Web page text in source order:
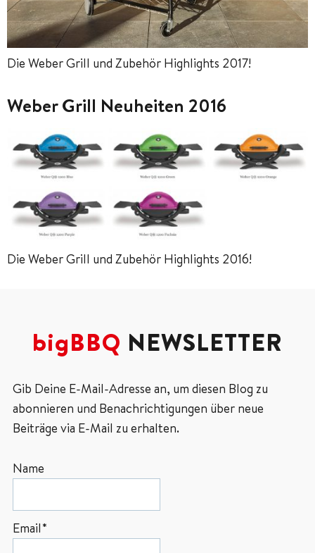
Die Weber Grill und Zubehör Highlights 2017!
Weber Grill Neuheiten 2016
Die Weber Grill und Zubehör Highlights 2016!
bigBBQ NEWSLETTER
Gib Deine E-Mail-Adresse an, um diesen Blog zu
abonnieren und Benachrichtigungen über neue
Beiträge via E-Mail zu erhalten.
Name
Email*